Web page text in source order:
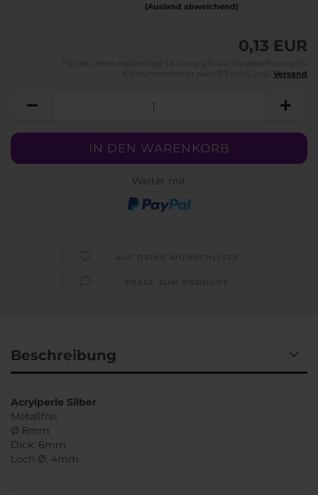
(Ausland abweichend)
0,13 EUR
Versand
Weiter mit
Beschreibung
Acrylperle Silber
Metallfrei
Ø 8mm
Dick: 6mm
Loch Ø: 4mm